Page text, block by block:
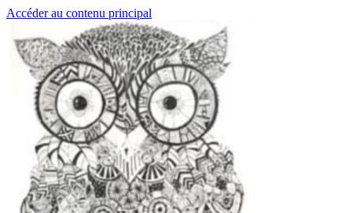
Accéder au contenu principal